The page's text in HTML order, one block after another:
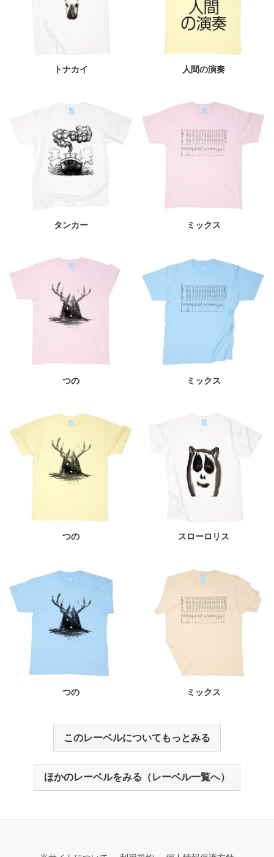
トナカイ 人間の演奏
タンカー ミックス
つの ミックス
つの スローロリス
つの ミックス
このレーベルについてもっとみる
ほかのレーベルをみる（レーベル一覧へ）